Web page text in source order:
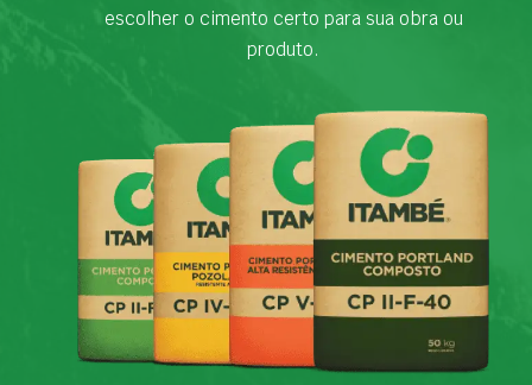
escolher o cimento certo para sua obra ou
produto.